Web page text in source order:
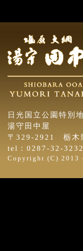
日光国立公園特別
湯守田中屋
〒329-2921 栃木
tel：0287-32-
Copyright (C) 2013